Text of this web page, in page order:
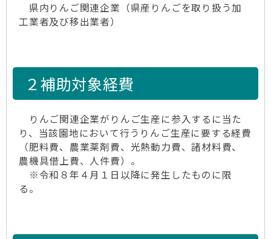
県内りんご関連企業（県産りんごを取り扱う加
工業者及び移出業者）
２補助対象経費
りんご関連企業がりんご生産に参入するに当た
り、当該園地において行うりんご生産に要する経費
（肥料費、農業薬剤費、光熱動力費、諸材料費、
農機具借上費、人件費）。
※令和８年４月１日以降に発生したものに限
る。